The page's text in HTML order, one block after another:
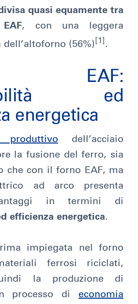
quasi equamente tra
, con una leggera
dell’altoforno (56%) [1] .
EAF:
ed
energetica
produttivo dell’acciaio
la fusione del ferro, sia
che con il forno EAF, ma
ad arco presenta
in termini di
efficienza energetica.
impiegata nel forno
ferrosi riciclati,
la produzione di
processo di economia